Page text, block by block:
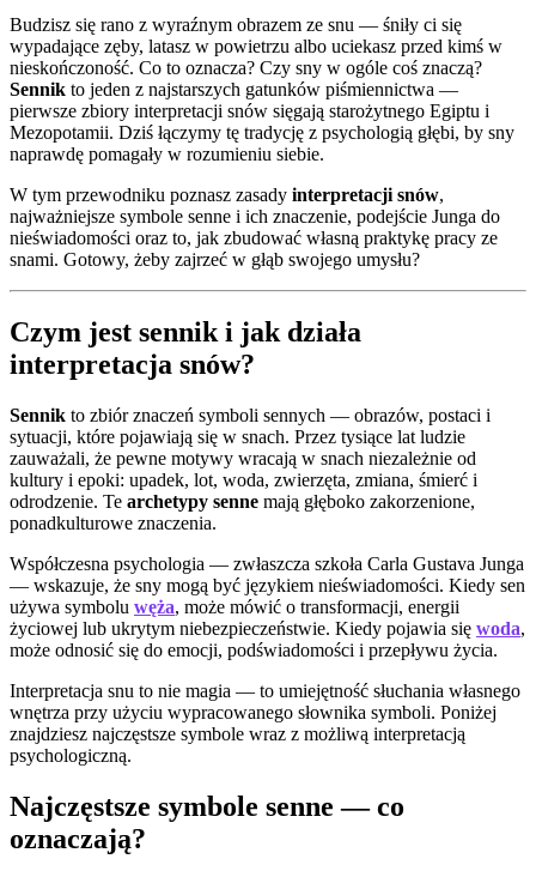
Budzisz się rano z wyraźnym obrazem ze snu — śniły ci się
wypadające zęby, latasz w powietrzu albo uciekasz przed kimś w
nieskończoność. Co to oznacza? Czy sny w ogóle coś znaczą?
Sennik to jeden z najstarszych gatunków piśmiennictwa —
pierwsze zbiory interpretacji snów sięgają starożytnego Egiptu i
Mezopotamii. Dziś łączymy tę tradycję z psychologią głębi, by sny
naprawdę pomagały w rozumieniu siebie.
W tym przewodniku poznasz zasady interpretacji snów,
najważniejsze symbole senne i ich znaczenie, podejście Junga do
nieświadomości oraz to, jak zbudować własną praktykę pracy ze
snami. Gotowy, żeby zajrzeć w głąb swojego umysłu?
Czym jest sennik i jak działa
interpretacja snów?
Sennik to zbiór znaczeń symboli sennych — obrazów, postaci i
sytuacji, które pojawiają się w snach. Przez tysiące lat ludzie
zauważali, że pewne motywy wracają w snach niezależnie od
kultury i epoki: upadek, lot, woda, zwierzęta, zmiana, śmierć i
odrodzenie. Te archetypy senne mają głęboko zakorzenione,
ponadkulturowe znaczenia.
Współczesna psychologia — zwłaszcza szkoła Carla Gustava Junga
— wskazuje, że sny mogą być językiem nieświadomości. Kiedy sen
używa symbolu węża, może mówić o transformacji, energii
życiowej lub ukrytym niebezpieczeństwie. Kiedy pojawia się woda,
może odnosić się do emocji, podświadomości i przepływu życia.
Interpretacja snu to nie magia — to umiejętność słuchania własnego
wnętrza przy użyciu wypracowanego słownika symboli. Poniżej
znajdziesz najczęstsze symbole wraz z możliwą interpretacją
psychologiczną.
Najczęstsze symbole senne — co
oznaczają?